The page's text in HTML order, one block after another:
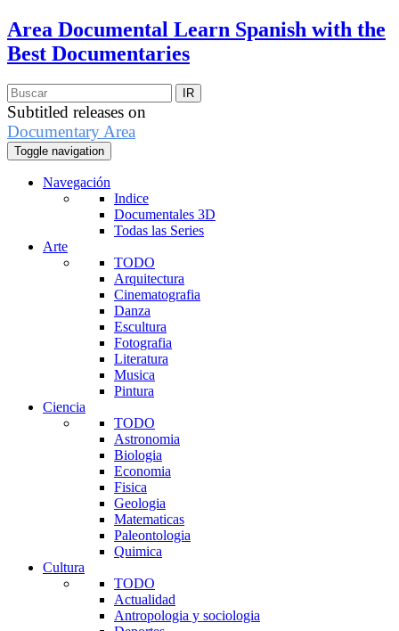
Area Documental Learn Spanish with the
Best Documentaries
Subtitled releases on
Documentary Area
Toggle navigation
Navegación
Indice
Documentales 3D
Todas las Series
Arte
TODO
Arquitectura
Cinematografia
Danza
Escultura
Fotografia
Literatura
Musica
Pintura
Ciencia
TODO
Astronomia
Biologia
Economia
Fisica
Geologia
Matematicas
Paleontologia
Quimica
Cultura
TODO
Actualidad
Antropologia y sociologia